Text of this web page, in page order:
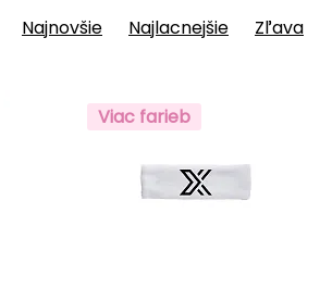
Najnovšie Najlacnejšie
Zľava
Viac farieb